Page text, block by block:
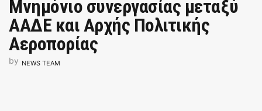
Μνημόνιο συνεργασίας μεταξύ
ΑΑΔΕ και Αρχής Πολιτικής
Αεροπορίας
by NEWS TEAM